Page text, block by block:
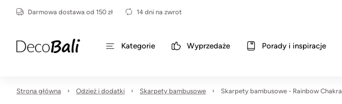
Darmowa dostawa od 150 zł 14 dni na zwrot
Kategorie Wyprzedaże Porady i inspiracje
Strona główna Odzież i dodatki Skarpety bambusowe Skarpety bambusowe - Rainbow Chakra